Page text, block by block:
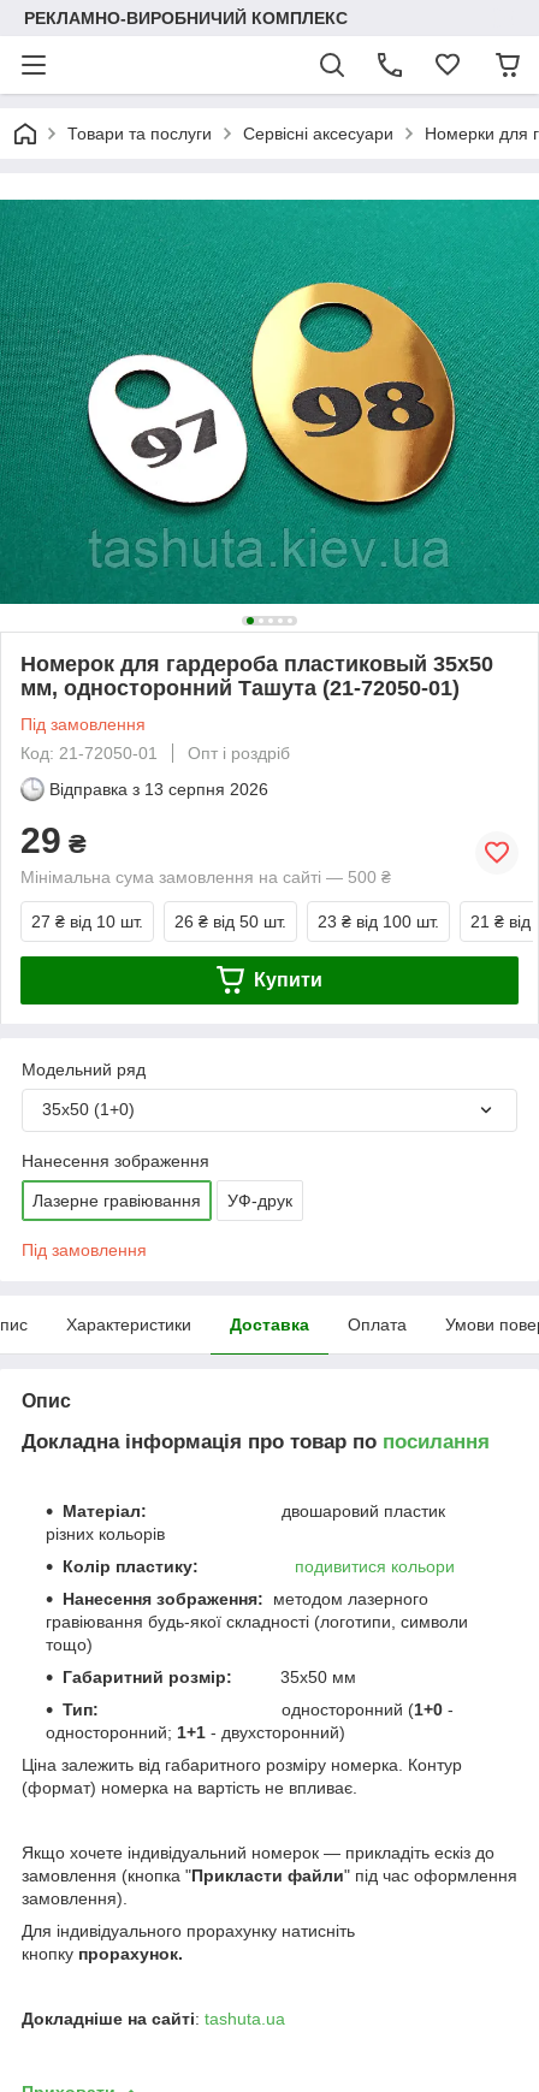
РЕКЛАМНО-ВИРОБНИЧИЙ КОМПЛЕКС
Товари та послуги Сервісні аксесуари Номерки для
Номерок для гардероба пластиковый 35х50
мм, односторонний Ташута (21-72050-01)
Під замовлення
Код: 21-72050-01
Опт і роздріб
Відправка з 13 серпня 2026
29 ₴
Мінімальна сума замовлення на сайті — 500 ₴
27 ₴ від 10 шт. 26 ₴ від 50 шт. 23 ₴ від 100 шт. 21 ₴
Купити
Модельний ряд
35х50 (1+0)
Нанесення зображення
Лазерне гравіювання УФ-друк
Під замовлення
Характеристики Доставка Оплата Умови
Опис
Докладна інформація про товар по посилання
Матеріал: двошаровий пластик
різних кольорів
Колір пластику:
подивитися кольори
Нанесення зображення: методом лазерного
гравіювання будь-якої складності (логотипи, символи
тощо)
Габаритний розмір:
35х50 мм
Тип: односторонний (1+0 -
односторонний; 1+1 - двухсторонний)
Ціна залежить від габаритного розміру номерка. Контур
(формат) номерка на вартість не впливає.
Якщо хочете індивідуальний номерок — прикладіть ескіз до
замовлення (кнопка "Прикласти файли" під час оформлення
замовлення).
Для індивідуального прорахунку натисніть
кнопку прорахунок.
Докладніше на сайті: tashuta.ua